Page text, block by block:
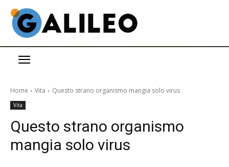
Home Vita Questo strano organismo mangia solo virus
Vita
Questo strano organismo
mangia solo virus